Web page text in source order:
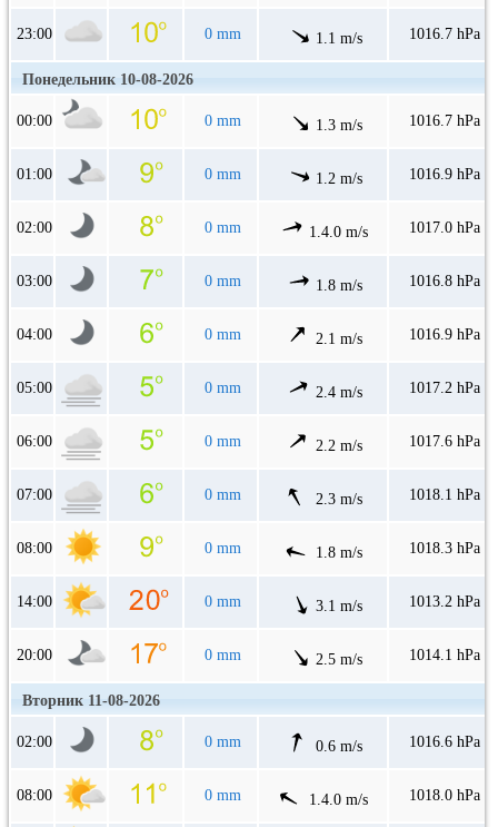
23:00 0 mm 1.1 m/s 1016.7 hPa
Понедельник 10-08-2026
00:00 0 mm 1.3 m/s 1016.7 hPa
01:00 0 mm 1.2 m/s 1016.9 hPa
02:00 0 mm 1.4.0 m/s 1017.0 hPa
03:00 0 mm 1.8 m/s 1016.8 hPa
04:00 0 mm 2.1 m/s 1016.9 hPa
05:00 0 mm 2.4 m/s 1017.2 hPa
06:00 0 mm 2.2 m/s 1017.6 hPa
07:00 0 mm 2.3 m/s 1018.1 hPa
08:00 0 mm 1.8 m/s 1018.3 hPa
14:00 0 mm 3.1 m/s 1013.2 hPa
20:00 0 mm 2.5 m/s 1014.1 hPa
Вторник 11-08-2026
02:00 0 mm 0.6 m/s 1016.6 hPa
08:00 0 mm 1.4.0 m/s 1018.0 hPa